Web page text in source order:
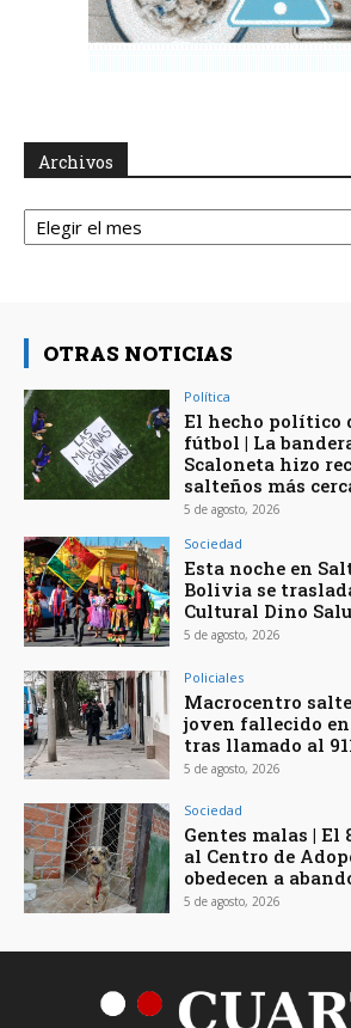
Archivos
Archivos
OTRAS NOTICIAS
Política
El hecho político
fútbol | La
Scaloneta hizo
salteños más
5 de agosto, 2026
Sociedad
Esta noche en
Bolivia se
Cultural Dino
5 de agosto, 2026
Policiales
Macrocentro
joven fallecido
tras llamado al
5 de agosto, 2026
Sociedad
Gentes malas | El
al Centro de
obedecen a
5 de agosto, 2026